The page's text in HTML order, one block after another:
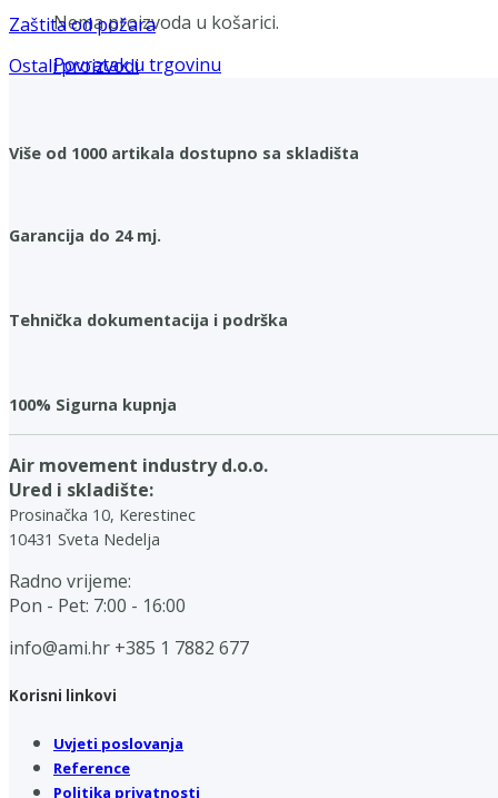
Nema proizvoda u košarici.
Povratak u trgovinu
Zaštita od požara
Ostali proizvodi
Više od 1000 artikala dostupno sa skladišta
Garancija do 24 mj.
Tehnička dokumentacija i podrška
100% Sigurna kupnja
Air movement industry d.o.o.
Ured i skladište:
Prosinačka 10, Kerestinec
10431 Sveta Nedelja
Radno vrijeme:
Pon - Pet: 7:00 - 16:00
info@ami.hr +385 1 7882 677
Korisni linkovi
Uvjeti poslovanja
Reference
Politika privatnosti